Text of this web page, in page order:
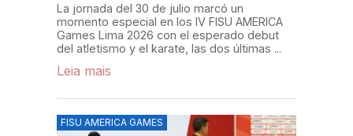
La jornada del 30 de julio marcó un
momento especial en los IV FISU AMERICA
Games Lima 2026 con el esperado debut
del atletismo y el karate, las dos últimas ...
Leia mais
FISU AMERICA GAMES